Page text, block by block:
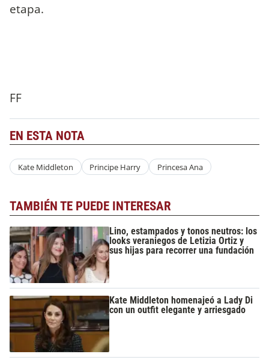
etapa.
FF
EN ESTA NOTA
Kate Middleton Principe Harry Princesa Ana
TAMBIÉN TE PUEDE INTERESAR
Lino, estampados y tonos neutros: los
looks veraniegos de Letizia Ortiz y
sus hijas para recorrer una fundación
Kate Middleton homenajeó a Lady Di
con un outfit elegante y arriesgado